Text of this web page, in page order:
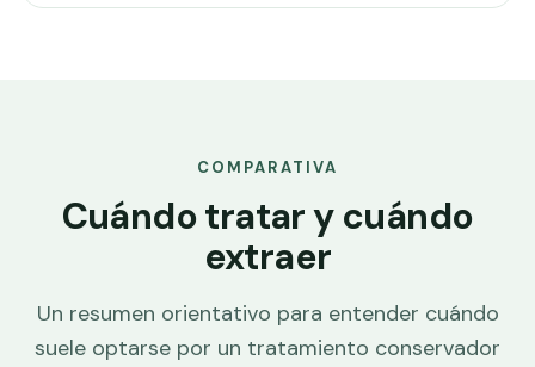
COMPARATIVA
Cuándo tratar y cuándo
extraer
Un resumen orientativo para entender cuándo
suele optarse por un tratamiento conservador